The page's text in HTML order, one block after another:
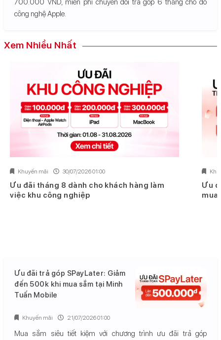
700.000 VND, miễn phí chuyển đổi trả góp 6 tháng cho đồ
công nghệ Apple.
Xem Nhiều Nhất
Khuyến mãi 30/07/2026 01:00
Ưu đãi tháng 8 dành cho khách hàng làm
việc khu công nghiệp
Ưu
mua
Ưu đãi trả góp SPayLater: Giảm
đến 500k khi mua sắm tại Minh
Tuấn Mobile
Mua sắm siêu tiết kiệm với chương trình ưu đãi trả góp
Khuyến mãi 21/07/2026 01:00